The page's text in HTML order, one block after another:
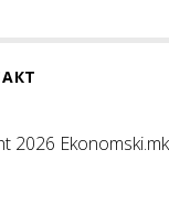
2026 Ekonomski.mk